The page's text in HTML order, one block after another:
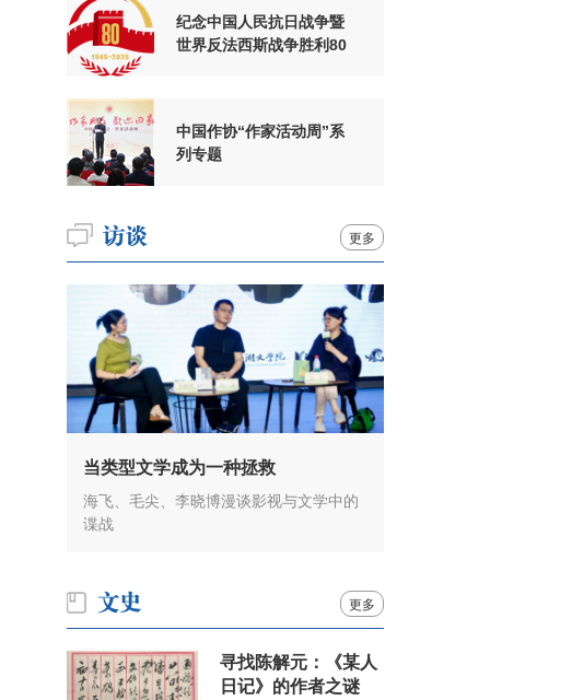
纪念中国人民抗日战争暨
世界反法西斯战争胜利80
中国作协“作家活动周”系
列专题
更多
当类型文学成为一种拯救
海飞、毛尖、李晓博漫谈影视与文学中的
谍战
更多
寻找陈解元：《某人
日记》的作者之谜